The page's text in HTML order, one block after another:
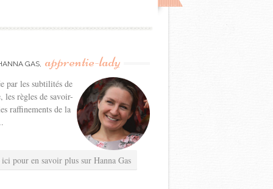
GAS, apprentie-lady
par les subtilités de
les règles de savoir-
raffinements de la
pour en savoir plus sur Hanna Gas